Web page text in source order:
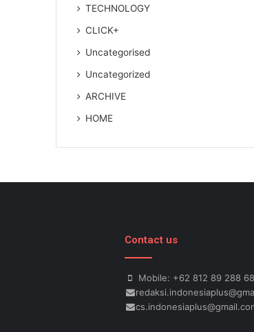
TECHNOLOGY
CLICK+
Uncategorised
Uncategorized
ARCHIVE
HOME
Contact us
Mobile: +62 812 89 288